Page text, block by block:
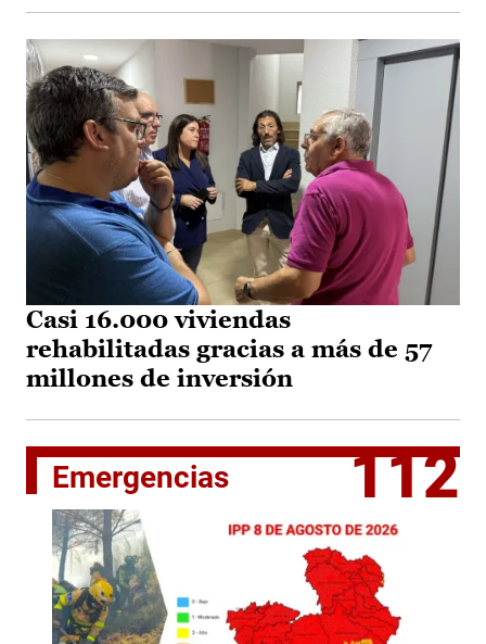
Casi 16.000 viviendas
rehabilitadas gracias a más de 57
millones de inversión
Emergencias 112